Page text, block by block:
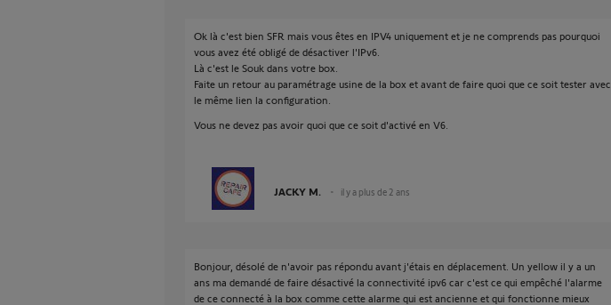
Ok là c'est bien SFR mais vous êtes en IPV4 uniquement et je ne comprends pas pourquoi
vous avez été obligé de désactiver l'IPv6.
Là c'est le Souk dans votre box.
Faite un retour au paramétrage usine de la box et avant de faire quoi que ce soit tester avec
le même lien la configuration.
Vous ne devez pas avoir quoi que ce soit d'activé en V6.
JACKY M. il y a plus de 2 ans
Bonjour, désolé de n'avoir pas répondu avant j'étais en déplacement. Un yellow il y a un
ans ma demandé de faire désactivé la connectivité ipv6 car c'est ce qui empêché l'alarme
de ce connecté à la box comme cette alarme qui est ancienne et qui fonctionne mieux